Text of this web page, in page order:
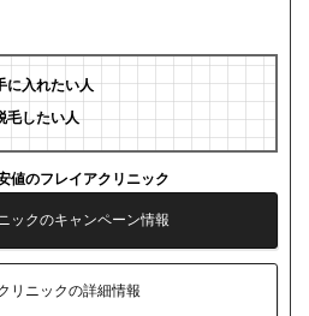
に入れたい人
毛したい人
値のフレイアクリニック
ックのキャンペーン情報
リニックの詳細情報